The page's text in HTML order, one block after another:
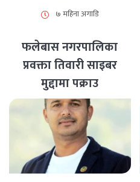
७ महिना अगाडि
फलेबास नगरपालिका
प्रवक्ता तिवारी साइबर
मुद्दामा पक्राउ